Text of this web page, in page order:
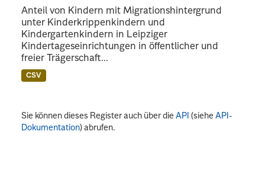
Anteil von Kindern mit Migrationshintergrund
unter Kinderkrippenkindern und
Kindergartenkindern in Leipziger
Kindertageseinrichtungen in öffentlicher und
freier Trägerschaft...
CSV
Sie können dieses Register auch über dieAPI (sieheAPI-
Dokumentation) abrufen.